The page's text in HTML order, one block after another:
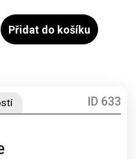
Přidat do košíku
ID 633